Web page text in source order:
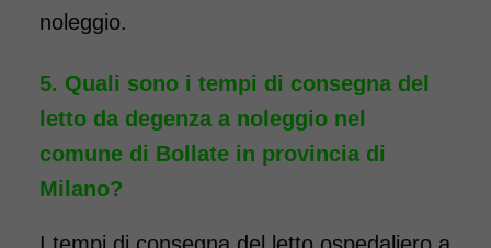
noleggio.
Quali sono i tempi di consegna del
letto da degenza a noleggio nel
comune di Bollate in provincia di
Milano?